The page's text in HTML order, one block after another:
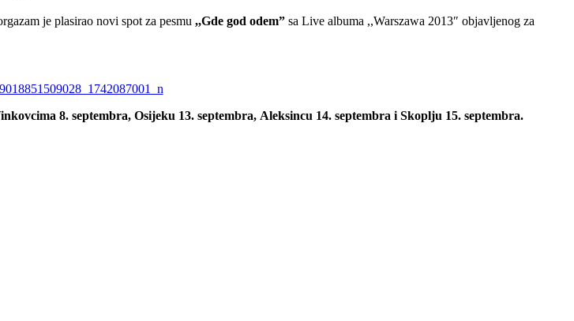
je plasirao novi spot za pesmu ,,Gde god odem” sa Live albuma ,,Warszawa 2013″ objavljenog za
8. septembra, Osijeku 13. septembra, Aleksincu 14. septembra i Skoplju 15. septembra.